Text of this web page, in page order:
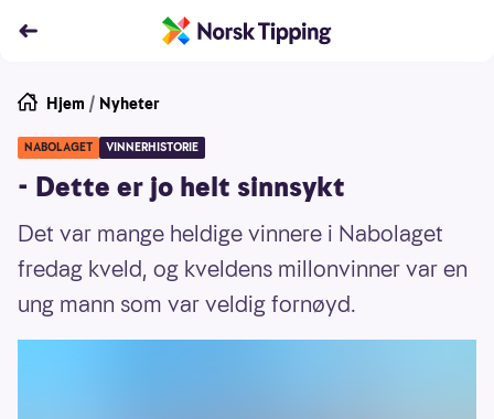
Hjem / Nyheter
NABOLAGET VINNERHISTORIE
- Dette er jo helt sinnsykt
Det var mange heldige vinnere i Nabolaget
fredag kveld, og kveldens millonvinner var en
ung mann som var veldig fornøyd.